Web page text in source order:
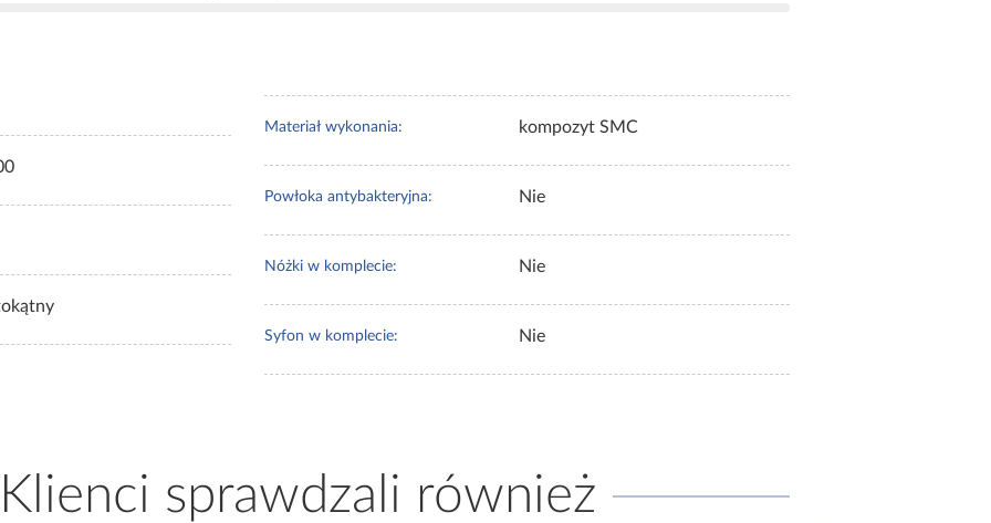
Materiał wykonania: kompozyt SMC
Powłoka antybakteryjna: Nie
Nóżki w komplecie: Nie
Syfon w komplecie: Nie
Klienci sprawdzali również